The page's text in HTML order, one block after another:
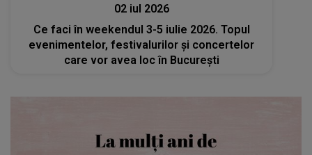
02 iul 2026
Ce faci în weekendul 3-5 iulie 2026. Topul
evenimentelor, festivalurilor și concertelor
care vor avea loc în București